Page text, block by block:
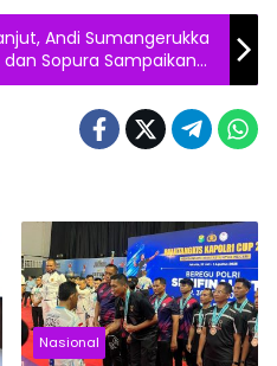
Andi Sumangerukka
Sopura Sampaikan
Nasional